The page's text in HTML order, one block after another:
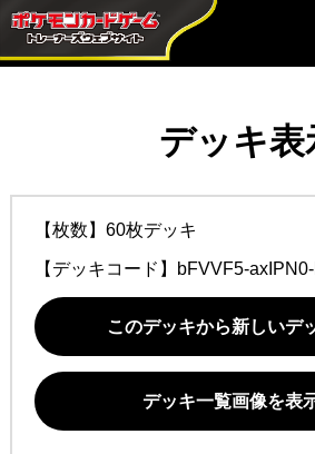
デッキ表
【枚数】60枚デッキ
【デッキコード】 bFVVF5-
このデッキから新しいデ
デッキ一覧画像を表